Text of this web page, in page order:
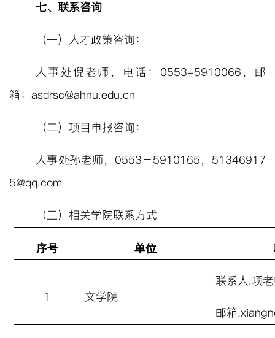
七、联系咨询
（一）人才政策咨询：
人事处倪老师， 电话： 0553-5910066 ，邮
箱： asdrsc@ahnu.edu.cn
（二）项目申报咨询：
人事处孙老师， 0553－5910165， 51346917
5@qq.com
（三）相关学院联系方式
序号 单位
1 文学院
联系人:项
邮箱